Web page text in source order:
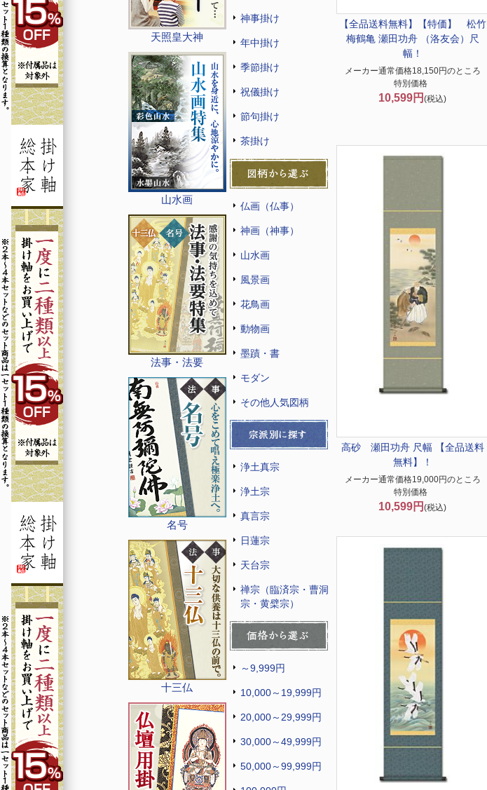
天照皇大神
山水画
法事・法要
名号
十三仏
神事掛け
年中掛け
季節掛け
祝儀掛け
節句掛け
茶掛け
仏画（仏事）
神画（神事）
山水画
風景画
花鳥画
動物画
墨蹟・書
モダン
その他人気図柄
浄土真宗
浄土宗
真言宗
日蓮宗
天台宗
禅宗（臨済宗・曹洞
宗・黄檗宗）
～9,999円
10,000～19,999円
20,000～29,999円
30,000～49,999円
50,000～99,999円
【全品送料無料】
【特価】 松竹
梅鶴亀 瀬田功舟 （洛友会）尺
幅！
メーカー通常価格18,150円のところ
特別価格
10,599円 (税込)
高砂 瀬田功舟 尺幅 【全品送料
無料】！
メーカー通常価格19,000円のところ
特別価格
10,599円 (税込)